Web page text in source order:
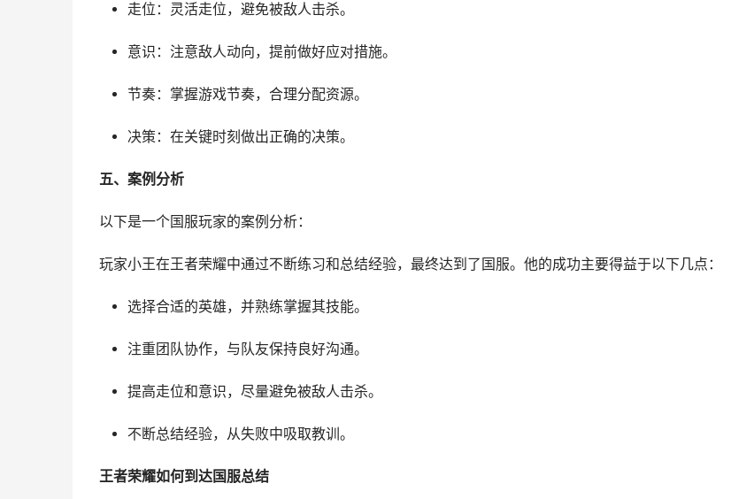
走位：灵活走位，避免被敌人击杀。
意识：注意敌人动向，提前做好应对措施。
节奏：掌握游戏节奏，合理分配资源。
决策：在关键时刻做出正确的决策。
五、案例分析
以下是一个国服玩家的案例分析：
玩家小王在王者荣耀中通过不断练习和总结经验，最终达到了国服。他的成功主要得益于以下几点：
选择合适的英雄，并熟练掌握其技能。
注重团队协作，与队友保持良好沟通。
提高走位和意识，尽量避免被敌人击杀。
不断总结经验，从失败中吸取教训。
王者荣耀如何到达国服总结